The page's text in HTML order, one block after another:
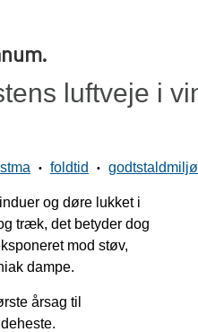
SÆDE PAD
BIDLØS
DIN BOSAL
DETANGLER
M.M.
KNEEBOOTS OG BELL
M.M.
BOOTS
VARIANTER
CUSTOM MADE
- KIG IND 🤠
REINING SADLER
TØJLER
- BOOTS
TILBEHØR
CHAINS
UTGÅR!
BLING
luftveje i
• foldtid • godtstaldmiljø
og døre lukket i
træk, det betyder dog
mod støv,
dampe.
årsag til